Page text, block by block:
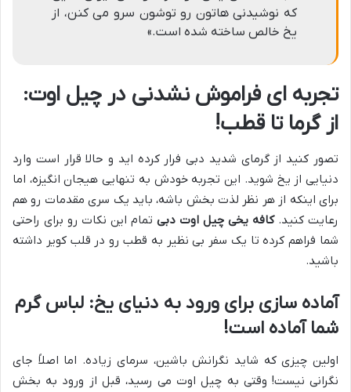
که نوشیدنی هاتون رو توشون سرو می کنن، از
یخ خالص ساخته شده است.»
تجربه ای فراموش نشدنی در چیل اوت:
از گرما تا قطب!
تصور کنید از گرمای شدید دبی فرار کرده اید و حالا قرار است وارد
دنیایی از یخ شوید. این تجربه خودش به تنهایی هیجان انگیزه، اما
برای اینکه از هر نظر لذت بخش باشه، باید یک سری مقدمات رو هم
رعایت کنید.کافه یخی چیل اوت دبی تمام این نکات رو برای راحتی
شما فراهم کرده تا یک سفر بی نظیر به قطب رو در قلب کویر داشته
باشید.
آماده سازی برای ورود به دنیای یخ: لباس گرم
شما آماده است!
اولین چیزی که شاید نگرانش باشین، سرمای زیاده. اما اصلاً جای
نگرانی نیست! وقتی به چیل اوت می رسید، قبل از ورود به بخش